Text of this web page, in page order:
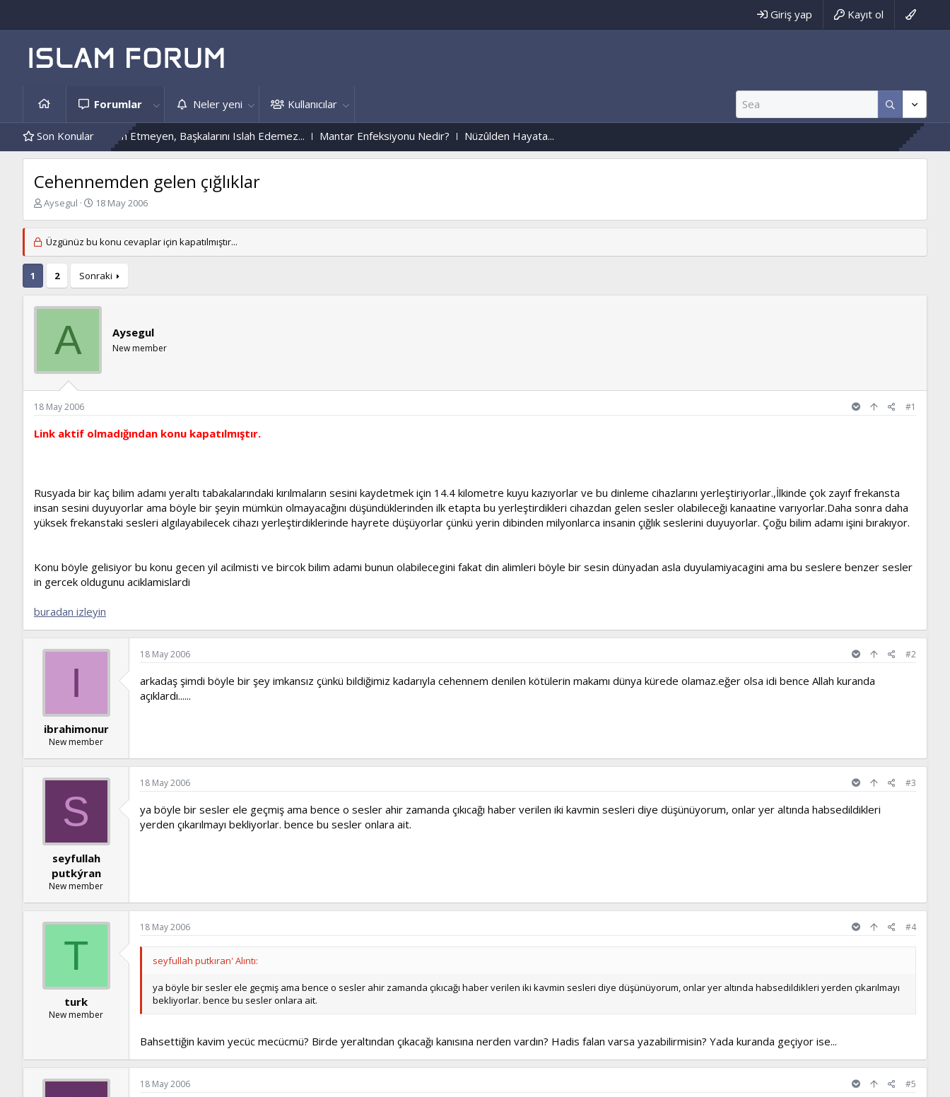
Giriş yap Kayıt ol
Forumlar Neler yeni Kullanıcılar
Son Konular
Kendini Islah Etmeyen, Başkalarını Islah Edemez... Mantar Enfeksiyonu Nedir? Nüzûlden Hayata...
Cehennemden gelen çığlıklar
K
b
u
b
a
Aysegul
B
l
a
g
ı
ç
18 May 2006
Üzgünüz bu konu cevaplar için kapatılmıştır...
1 2 Sonraki
A Aysegul
New member
18 May 2006 #1
Link aktif olmadığından konu kapatılmıştır.
Rusyada bir kaç bilim adamı yeraltı tabakalarındaki kırılmaların sesini kaydetmek için 14.4 kilometre kuyu kazıyorlar ve bu dinleme cihazlarını yerleştiriyorlar.,İlkinde çok zayıf frekansta
insan sesini duyuyorlar ama böyle bir şeyin mümkün olmayacağını düşündüklerinden ilk etapta bu yerleştirdikleri cihazdan gelen sesler olabileceği kanaatine varıyorlar.Daha sonra daha
yüksek frekanstaki sesleri algılayabilecek cihazı yerleştirdiklerinde hayrete düşüyorlar çünkü yerin dibinden milyonlarca insanin çığlık seslerini duyuyorlar. Çoğu bilim adamı işini bırakıyor.
Konu böyle gelisiyor bu konu gecen yil acilmisti ve bircok bilim adami bunun olabilecegini fakat din alimleri böyle bir sesin dünyadan asla duyulamiyacagini ama bu seslere benzer sesler
in gercek oldugunu aciklamislardi
buradan izleyin
I
ibrahimonur
New member
18 May 2006 #2
arkadaş şimdi böyle bir şey imkansız çünkü bildiğimiz kadarıyla cehennem denilen kötülerin makamı dünya kürede olamaz.eğer olsa idi bence Allah kuranda
açıklardı......
S
seyfullah
putkýran
New member
18 May 2006 #3
ya böyle bir sesler ele geçmiş ama bence o sesler ahir zamanda çıkıcağı haber verilen iki kavmin sesleri diye düşünüyorum, onlar yer altında habsedildikleri
yerden çıkarılmayı bekliyorlar. bence bu sesler onlara ait.
T
turk
New member
18 May 2006 #4
seyfullah putkıran' Alıntı:
ya böyle bir sesler ele geçmiş ama bence o sesler ahir zamanda çıkıcağı haber verilen iki kavmin sesleri diye düşünüyorum, onlar yer altında habsedildikleri yerden çıkarılmayı
bekliyorlar. bence bu sesler onlara ait.
Bahsettiğin kavim yecüc mecücmü? Birde yeraltından çıkacağı kanısına nerden vardın? Hadis falan varsa yazabilirmisin? Yada kuranda geçiyor ise...
18 May 2006 #5